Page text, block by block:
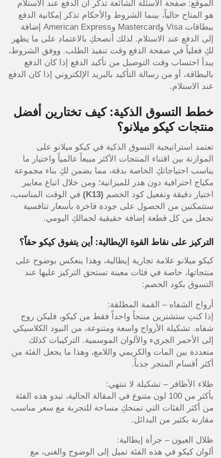
الموقع: صفحة الأسئلة الشائعة تذكر أن الدفع عند الاستلام
هو المتاح حالياً، بينما الشروط والأحكام تذكر إمكانية الدفع
ببطاقات Visa وMastercard وAmerican Express إضافة
إلى الدفع عند الاستلام. لذلك أنصحكِ بالاعتماد على ما يظهر
لكِ فعلياً في صفحة الدفع وقت تنفيذ الطلب. ووفق الشروط،
يبدأ احتساب وقت التوصيل من تأكيد الدفع إذا كان الدفع
بالبطاقة، أو من رسالة التأكيد بالبريد الإلكتروني إذا كان الدفع
عند الاستلام.
خطط التسوق الذكية: كيف تختارين أفضل
منتجات كيكو ميلانو؟
تعتمد استراتيجية التسوق الذكية في كيكو ميلانو على
الموازنة بين اقتناء المنتجات الأكثر مبيعاً عالمياً واختيار ما
يناسب احتياجاتكِ الخاصة بدقة، مما يضمن لكِ بناء مجموعة
مكياج احترافية دون هدر للميزانية؛ ومن خلال اتباع معايير
اختيار دقيقة وتفعيل كود الخصم (K13)
في الوقت المناسب،
ستتمكنين من الحصول على جودة فاخرة بأسعار تنافسية
تجعل من كل قطعة إضافة حقيقية لجمالكِ اليومي.
التركيز على نقاط القوة الإيطالية: أين يتفوق كيكو حقاً؟
كيكو ميلانو علامة تجارية إيطالية، وهذا ينعكس بوضوح على
منتجاتها، خاصة في فئات معينة تستحق التركيز عليها عند
التسوق بكود الخصم:
أرواج الشفاه – القمة المطلقة:
إذا كنتِ ستشترين منتجاً واحداً فقط من كيكو، فليكن روج
شفاه. تشكيلة الأرواج واسعة ومتنوعة، من النيود الكلاسيكي
إلى الأحمر الجريء والألوان الموسمية. التركيبات كذلك
متعددة بين المات والكريمي واللامع، وهذا ما يجعل الفئة من
أكثر أقسام المتجر جذباً.
طلاء الأظافر – تشكيلة لا تنتهي:
بأكثر من 100 لون متنوع في المقالة الحالية، تبدو هذه الفئة
من أكثر الفئات التي تمنحكِ مساحة للتجربة مع سعر مناسب
مقارنة بكثير من البدائل.
ظلال العيون – جرأة إيطالية:
ألوان كيكو في هذه الفئة تميل إلى الوضوح والغنى، مع